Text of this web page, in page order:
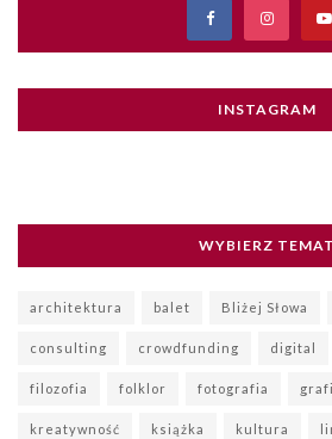
INSTAGRAM
WYBIERZ TEMAT
architektura balet Bliżej Słowa
consulting crowdfunding digital
filozofia folklor fotografia
kreatywność książka kultura